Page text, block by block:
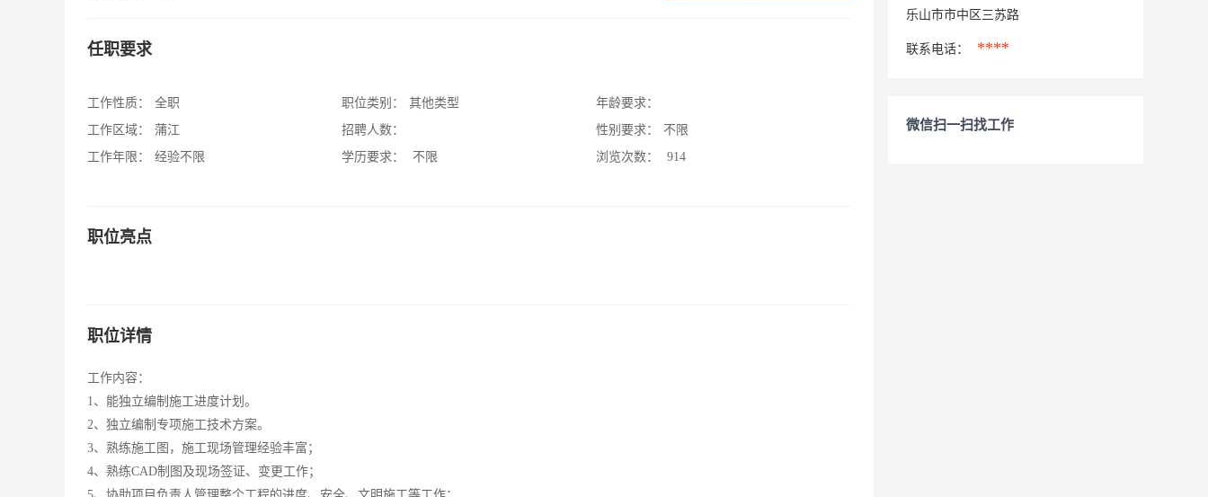
任职要求
工作性质：
全职
工作区域：
蒲江
工作年限：
经验不限
职位类别：
其他类型
招聘人数：
学历要求：
不限
年龄要求：
性别要求：
不限
浏览次数：
914
职位亮点
职位详情
工作内容：
1、能独立编制施工进度计划。
2、独立编制专项施工技术方案。
3、熟练施工图，施工现场管理经验丰富；
4、熟练CAD制图及现场签证、变更工作；
乐山市市中区三苏路
联系电话： ****
微信扫一扫找工作